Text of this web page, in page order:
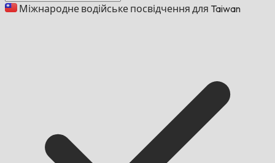
Міжнародне водійське посвідчення для Taiwan